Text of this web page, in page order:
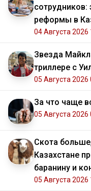
сотрудников:
реформы в
04 Августа 2026
Звезда
триллере с
05 Августа 2026
За что чаще
05 Августа 2026
Скота
Казахстане
баранину и
05 Августа 2026